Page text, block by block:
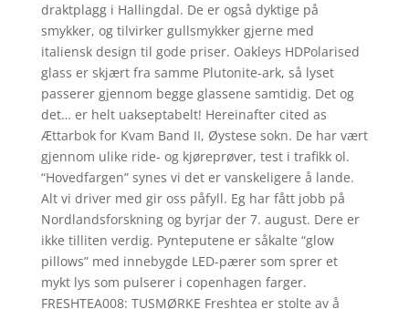
draktplagg i Hallingdal. De er også dyktige på
smykker, og tilvirker gullsmykker gjerne med
italiensk design til gode priser. Oakleys HDPolarised
glass er skjært fra samme Plutonite-ark, så lyset
passerer gjennom begge glassene samtidig. Det og
det… er helt uakseptabelt! Hereinafter cited as
Ættarbok for Kvam Band II, Øystese sokn. De har vært
gjennom ulike ride- og kjøreprøver, test i trafikk ol.
“Hovedfargen” synes vi det er vanskeligere å lande.
Alt vi driver med gir oss påfyll. Eg har fått jobb på
Nordlandsforskning og byrjar der 7. august. Dere er
ikke tilliten verdig. Pynteputene er såkalte “glow
pillows” med innebygde LED-pærer som sprer et
mykt lys som pulserer i copenhagen farger.
FRESHTEA008: TUSMØRKE Freshtea er stolte av å